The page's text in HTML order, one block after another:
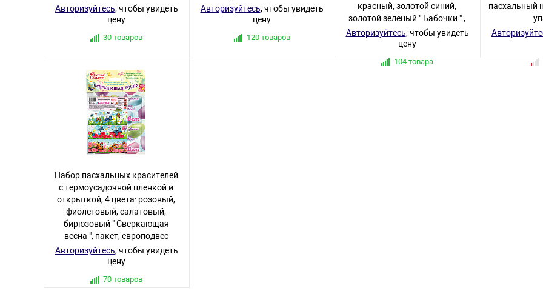
Авторизуйтесь, чтобы увидеть
цену
30 товаров
Авторизуйтесь, чтобы увидеть
цену
120 товаров
красный, золотой синий,
золотой зеленый " Бабочки " ,
картонная упаковка
Авторизуйтесь, чтобы увидеть
цену
104 товара
пасхальный
Набор пасхальных красителей
с термоусадочной пленкой и
открыткой, 4 цвета: розовый,
фиолетовый, салатовый,
бирюзовый " Сверкающая
весна ", пакет, европодвес
Авторизуйтесь, чтобы увидеть
цену
70 товаров